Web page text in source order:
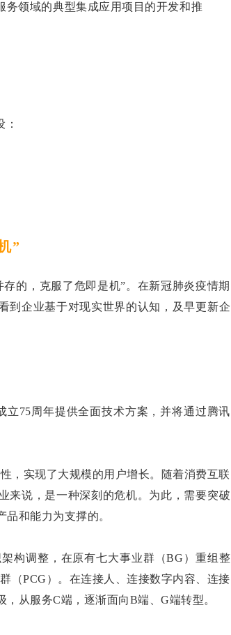
领域的典型集成应用项目的开发和推
”
的，克服了危即是机”。在新冠肺炎疫情期
到企业基于对现实世界的认知，及早更新企
75周年提供全面技术方案，并将通过腾讯
，实现了大规模的用户增长。随着消费互联
来说，是一种深刻的危机。为此，需要突破
和能力为支撑的。
构调整，在原有七大事业群（BG）重组整
（PCG）。在连接人、连接数字内容、连接
从服务C端，逐渐面向B端、G端转型。